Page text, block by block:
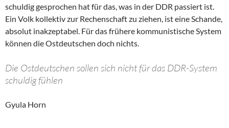
schuldig gesprochen hat für das, was in der DDR passiert ist.
Ein Volk kollektiv zur Rechenschaft zu ziehen, ist eine Schande,
absolut inakzeptabel. Für das frühere kommunistische System
können die Ostdeutschen doch nichts.
Die Ostdeutschen sollen sich nicht für das DDR-System
schuldig fühlen
Gyula Horn